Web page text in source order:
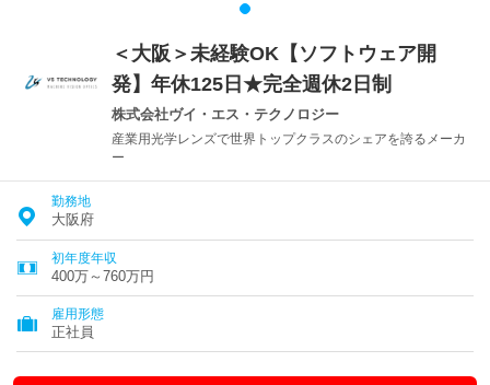
＜大阪＞未経験OK【ソフトウェア開
発】年休125日★完全週休2日制
株式会社ヴイ・エス・テクノロジー
産業用光学レンズで世界トップクラスのシェアを誇るメーカ
ー
勤務地
大阪府
初年度年収
400万～760万円
雇用形態
正社員